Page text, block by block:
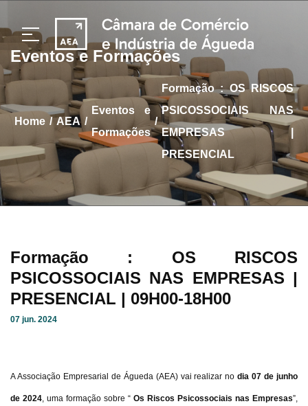
Eventos e Formações
home / AEA /
Eventos e
Formações
/
Formação : OS RISCOS
PSICOSSOCIAIS NAS
EMPRESAS |
PRESENCIAL
Formação : OS RISCOS
PSICOSSOCIAIS NAS EMPRESAS |
PRESENCIAL | 09H00-18H00
07 jun. 2024
A Associação Empresarial de Águeda (AEA) vai realizar nodia 07 de junho
de 2024, uma formação sobre “ Os Riscos Psicossociais nas Empresas”,